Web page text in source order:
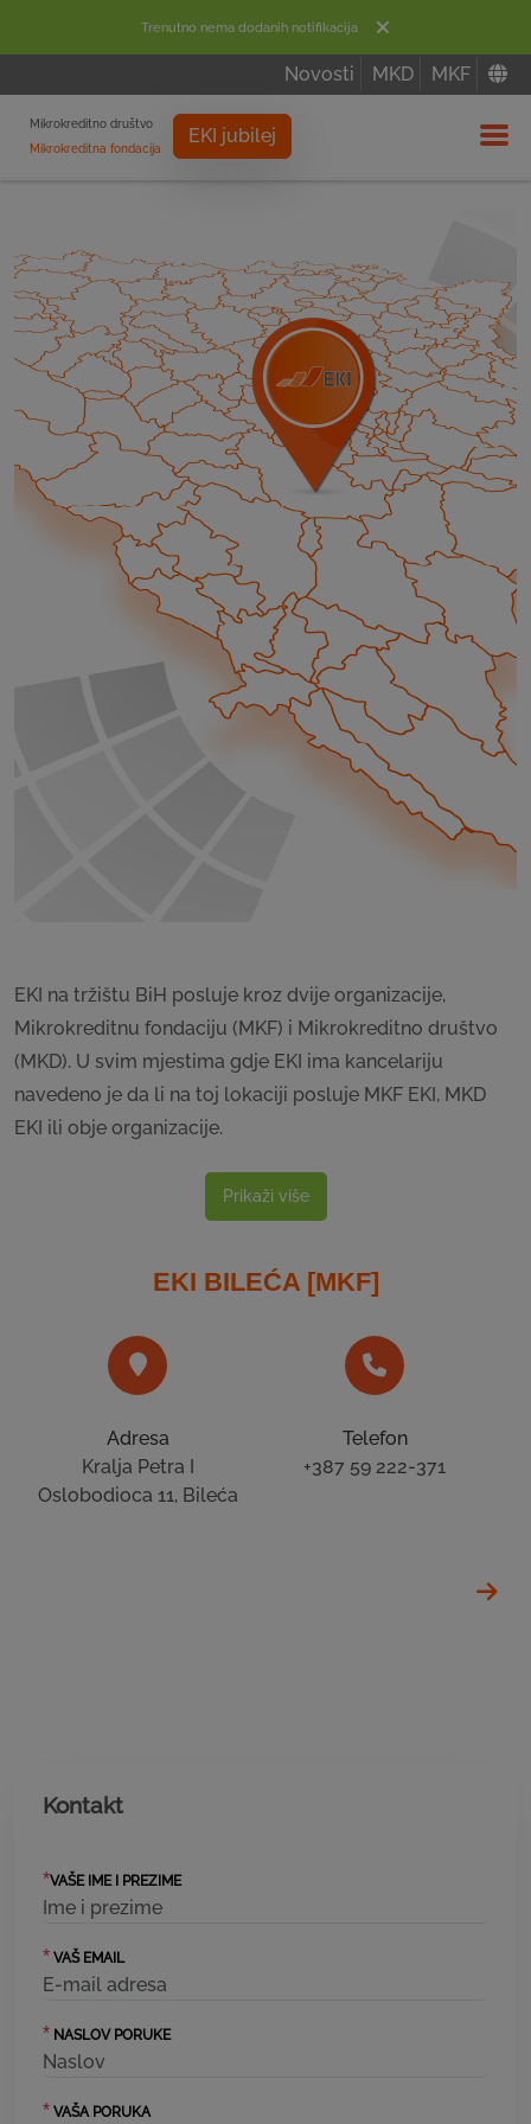
Trenutno nema dodanih notifikacija
Novosti MKD MKF
Mikrokreditno društvo
Mikrokreditna fondacija
EKI jubilej
EKI na tržištu BiH posluje kroz dvije organizacije,
Mikrokreditnu fondaciju (MKF) i Mikrokreditno društvo
(MKD). U svim mjestima gdje EKI ima kancelariju
navedeno je da li na toj lokaciji posluje MKF EKI, MKD
EKI ili obje organizacije.
Prikaži više
EKI BILEĆA [MKF]
Adresa
Kralja Petra I
Oslobodioca 11, Bileća
Telefon
+387 59 222-371
Kontakt
*VAŠE IME I PREZIME
* VAŠ EMAIL
* NASLOV PORUKE
* VAŠA PORUKA